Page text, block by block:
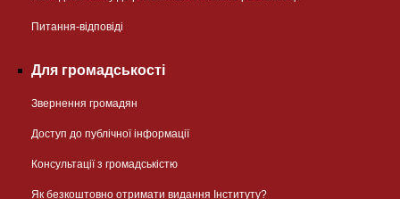
Питання-відповіді
Для громадськості
Звернення громадян
Доступ до публічної інформації
Консультації з громадськістю
Як безкоштовно отримати видання Інституту?